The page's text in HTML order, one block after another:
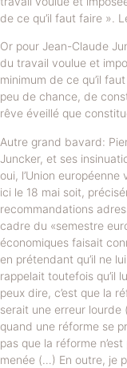
de ce qu’il faut faire ».
Or pour Jean-Claude
du travail voulue et
minimum de ce qu’il
peu de chance, de
rêve éveillé que
Autre grand bavard:
Juncker, et ses
oui, l’Union
ici le 18 mai soit,
recommandations
cadre du «semestre
économiques faisait
en prétendant qu’il ne
rappelait toutefois qu’il
peux dire, c’est que la
serait une erreur
quand une réforme se
pas que la réforme
menée (…) En outre, je